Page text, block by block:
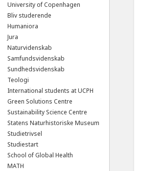
University of Copenhagen
Bliv studerende
Humaniora
Jura
Naturvidenskab
Samfundsvidenskab
Sundhedsvidenskab
Teologi
International students at UCPH
Green Solutions Centre
Sustainability Science Centre
Statens Naturhistoriske Museum
Studietrivsel
Studiestart
School of Global Health
MATH